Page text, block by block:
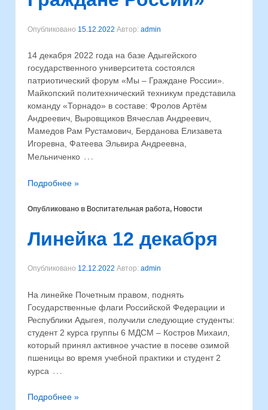
Опубликовано 15.12.2022 Автор: admin
14 декабря 2022 года на базе Адыгейского
государственного университета состоялся
патриотический форум «Мы – Граждане России».
Майкопский политехнический техникум представила
команду «Торнадо» в составе: Фролов Артём
Андреевич, Выровщиков Вячеслав Андреевич,
Мамедов Рам Рустамович, Берданова Елизавета
Игоревна, Фатеева Эльвира Андреевна,
Мельниченко …
Подробнее »
Опубликовано в Воспитательная работа, Новости
Линейка 12 декабря
Опубликовано 12.12.2022 Автор: admin
На линейке Почетным правом, поднять
Государственные флаги Российской Федерации и
Республики Адыгея, получили следующие студенты:
студент 2 курса группы 6 МДСМ – Костров Михаил,
который принял активное участие в посеве озимой
пшеницы во время учебной практики и студент 2
курса …
Подробнее »